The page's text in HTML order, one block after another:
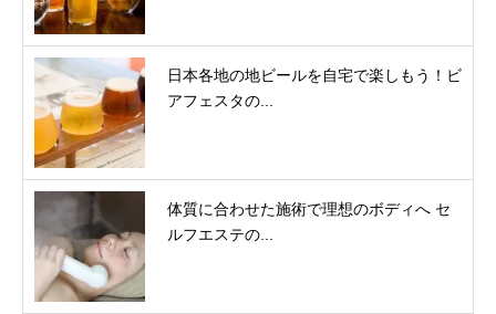
日本各地の地ビールを自宅で楽しもう！ビ
アフェスタの...
体質に合わせた施術で理想のボディへ セ
ルフエステの...